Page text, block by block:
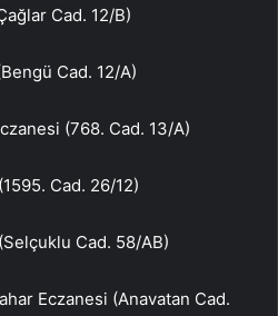
Cad. 12/B)
Cad. 12/A)
(768. Cad. 13/A)
Cad. 26/12)
Cad. 58/AB)
Eczanesi (Anavatan Cad.